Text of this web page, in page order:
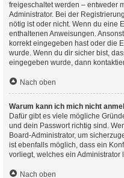
freigeschaltet werden – entweder
Administrator. Bei der
nötig ist oder nicht. Wenn du eine
enthaltenen Anweisungen.
korrekt eingegeben hast oder die
wurde. Wenn du dir sicher bist,
eingegeben wurde, dann
Nach oben
Warum kann ich mich nicht
Dafür gibt es viele mögliche
und dein Passwort richtig sind.
Board-Administrator, um
ist ebenfalls möglich, dass ein
vorliegt, welches ein Administrator
Nach oben